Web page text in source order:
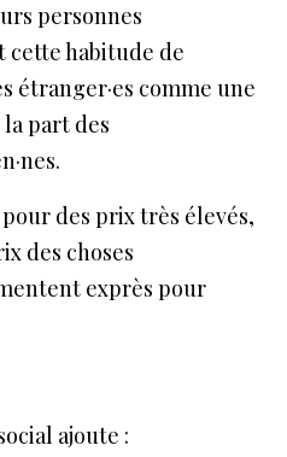
personnes
habitude de
étranger·es comme une
part des
des prix très élevés,
des choses
exprès pour
ajoute :